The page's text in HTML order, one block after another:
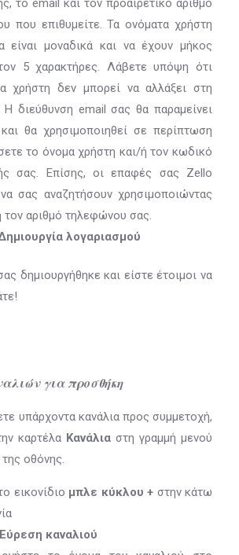
που επιθυμείτε. Τα ονόματα χρήστη
είναι μοναδικά και να έχουν μήκος
5 χαρακτήρες. Λάβετε υπόψη ότι
χρήστη δεν μπορεί να αλλάξει στη
Η διεύθυνση email σας θα παραμείνει
και θα χρησιμοποιηθεί σε περίπτωση
το όνομα χρήστη και/ή τον κωδικό
σας. Επίσης, οι επαφές σας Zello
σας αναζητήσουν χρησιμοποιώντας
τον αριθμό τηλεφώνου σας.
λογαριασμού
δημιουργήθηκε και είστε έτοιμοι να
για προσθήκη
υπάρχοντα κανάλια προς συμμετοχή,
καρτέλα Κανάλια στη γραμμή μενού
οθόνης.
εικονίδιο μπλε κύκλου + στην κάτω
Εύρεση καναλιού